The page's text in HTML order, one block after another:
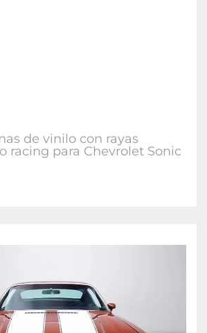
de vinilo con rayas
racing para Chevrolet Sonic